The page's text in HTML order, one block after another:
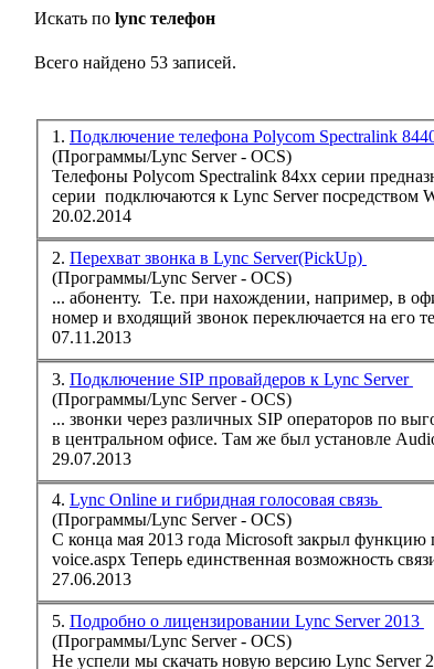
Искать по lync телефон
Всего найдено 53 записей.
1. Подключение телефона Polycom Spectralink
(Программы/Lync Server - OCS)
Телефоны Polycom Spectralink 84xx серии
серии подключаются к LyncServer посредством
20.02.2014
2. Перехват звонка в Lync Server(PickUp)
(Программы/Lync Server - OCS)
... абоненту. Т.е. при нахождении, например, в
номер и входящий звонок переключается на его
07.11.2013
3. Подключение SIP провайдеров к Lync Server
(Программы/Lync Server - OCS)
в центральном офисе. Там же был установле
29.07.2013
4. Lync Online и гибридная голосовая связь
(Программы/Lync Server - OCS)
С конца мая 2013 года Microsoft закрыл функцию
voice.aspx Теперь единственная возможность
27.06.2013
5. Подробно о лицензировании Lync Server 2013
(Программы/Lync Server - OCS)
Не успели мы скачать новую версию LyncServer